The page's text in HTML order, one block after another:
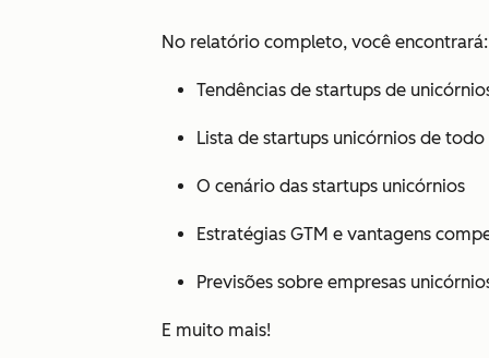
No relatório completo, você encontrará:
Tendências de startups de
Lista de startups unicórnios de
O cenário das startups unicórnios
Estratégias GTM e vantagens
Previsões sobre empresas
E muito mais!